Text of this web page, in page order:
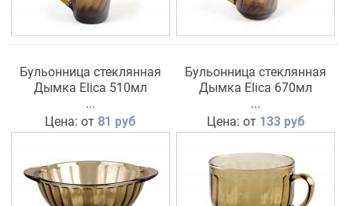
Бульонница стеклянная
Дымка Elica 510мл
...
Цена: от 81 руб
Бульонница стеклянная
Дымка Elica 670мл
...
Цена: от 133 руб